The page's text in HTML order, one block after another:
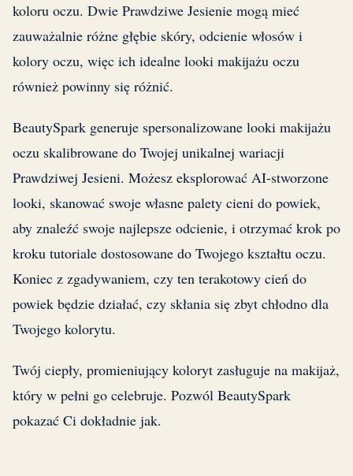
koloru oczu. Dwie Prawdziwe Jesienie mogą mieć
zauważalnie różne głębie skóry, odcienie włosów i
kolory oczu, więc ich idealne looki makijażu oczu
również powinny się różnić.
BeautySpark generuje spersonalizowane looki makijażu
oczu skalibrowane do Twojej unikalnej wariacji
Prawdziwej Jesieni. Możesz eksplorować AI-stworzone
looki, skanować swoje własne palety cieni do powiek,
aby znaleźć swoje najlepsze odcienie, i otrzymać krok po
kroku tutoriale dostosowane do Twojego kształtu oczu.
Koniec z zgadywaniem, czy ten terakotowy cień do
powiek będzie działać, czy skłania się zbyt chłodno dla
Twojego kolorytu.
Twój ciepły, promieniujący koloryt zasługuje na makijaż,
który w pełni go celebruje. Pozwól BeautySpark
pokazać Ci dokładnie jak.